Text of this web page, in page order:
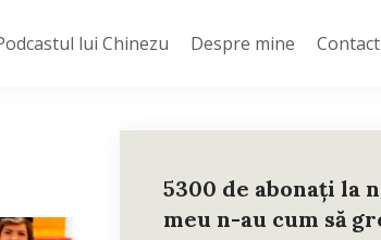
lui Chinezu Despre mine Contact
5300 de abonați la
meu n-au cum să